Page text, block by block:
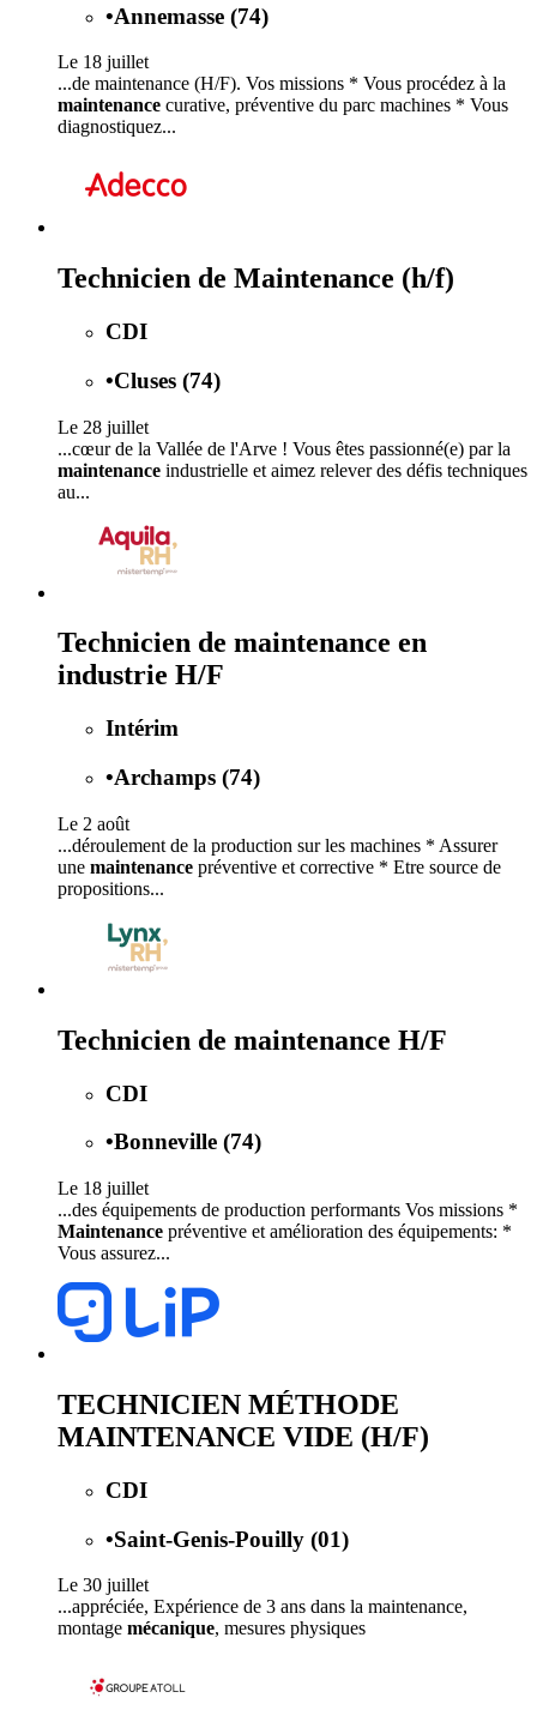
•Annemasse (74)
Le 18 juillet
...de maintenance (H/F). Vos missions * Vous procédez à la
maintenance curative, préventive du parc machines * Vous
diagnostiquez...
Technicien de Maintenance (h/f)
CDI
•Cluses (74)
Le 28 juillet
...cœur de la Vallée de l'Arve ! Vous êtes passionné(e) par la
maintenance industrielle et aimez relever des défis techniques
au...
Technicien de maintenance en
industrie H/F
Intérim
•Archamps (74)
Le 2 août
...déroulement de la production sur les machines * Assurer
une maintenance préventive et corrective * Etre source de
propositions...
Technicien de maintenance H/F
CDI
•Bonneville (74)
Le 18 juillet
...des équipements de production performants Vos missions *
Maintenance préventive et amélioration des équipements: *
Vous assurez...
TECHNICIEN MÉTHODE
MAINTENANCE VIDE (H/F)
CDI
•Saint-Genis-Pouilly (01)
Le 30 juillet
...appréciée, Expérience de 3 ans dans la maintenance,
montage mécanique, mesures physiques